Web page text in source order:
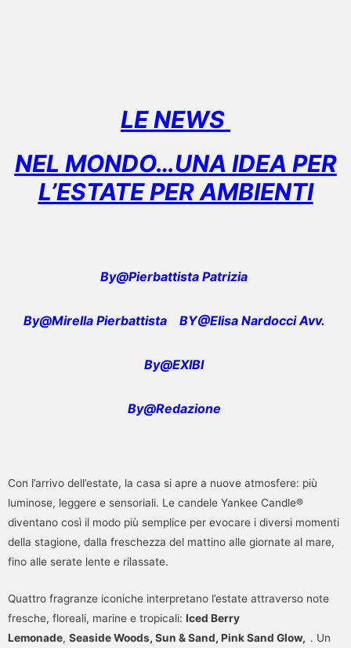
LE NEWS
NEL MONDO…UNA IDEA PER
L’ESTATE PER AMBIENTI
By@Pierbattista Patrizia
By@Mirella Pierbattista BY@Elisa Nardocci Avv.
By@EXIBI
By@Redazione
Con l’arrivo dell’estate, la casa si apre a nuove atmosfere: più
luminose, leggere e sensoriali. Le candele Yankee Candle®
diventano così il modo più semplice per evocare i diversi momenti
della stagione, dalla freschezza del mattino alle giornate al mare,
fino alle serate lente e rilassate.
Quattro fragranze iconiche interpretano l’estate attraverso note
fresche, floreali, marine e tropicali: Iced Berry
Lemonade, Seaside Woods, Sun & Sand, Pink Sand Glow, . Un